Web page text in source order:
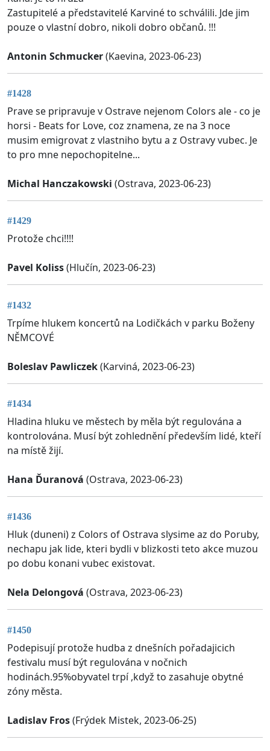
Zastupitelé a představitelé Karviné to schválili. Jde jim
pouze o vlastní dobro, nikoli dobro občanů. !!!
Antonin Schmucker(Kaevina, 2023-06-23)
#1428
Prave se pripravuje v Ostrave nejenom Colors ale - co je
horsi - Beats for Love, coz znamena, ze na 3 noce
musim emigrovat z vlastniho bytu a z Ostravy vubec. Je
to pro mne nepochopitelne...
Michal Hanczakowski (Ostrava, 2023-06-23)
#1429
Protože chci!!!!
Pavel Koliss(Hlučín, 2023-06-23)
#1432
Trpíme hlukem koncertů na Lodičkách v parku Boženy
NĚMCOVÉ
Boleslav Pawliczek(Karviná, 2023-06-23)
#1434
Hladina hluku ve městech by měla být regulována a
kontrolována. Musí být zohlednění především lidé, kteří
na místě žijí.
Hana Ďuranová (Ostrava, 2023-06-23)
#1436
Hluk (duneni) z Colors of Ostrava slysime az do Poruby,
nechapu jak lide, kteri bydli v blizkosti teto akce muzou
po dobu konani vubec existovat.
Nela Delongová (Ostrava, 2023-06-23)
#1450
Podepisují protože hudba z dnešních pořadajicich
festivalu musí být regulována v nočnich
hodinách.95%obyvatel trpí ,když to zasahuje obytné
zóny města.
Ladislav Fros(Frýdek Mistek, 2023-06-25)